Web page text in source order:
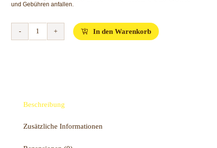
und Gebühren anfallen.
In den Warenkorb
Beschreibung
Zusätzliche Informationen